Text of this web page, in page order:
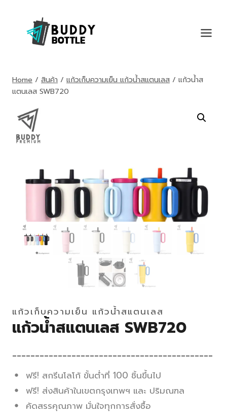
content
Home / สินค้า / แก้วเก็บความเย็น แก้วน้ำสแตนเลส / แก้วน้ำส
แตนเลส SWB720
แก้วเก็บความเย็น แก้วน้ำสแตนเลส
แก้วน้ำสแตนเลส SWB720
____________________________________________
ฟรี! สกรีนโลโก้ ขั้นต่ำที่ 100 ชิ้นขึ้นไป
ฟรี! ส่งสินค้าในเขตกรุงเทพฯ และ ปริมณฑล
คัดสรรคุณภาพ มั่นใจทุกการสั่งซื้อ